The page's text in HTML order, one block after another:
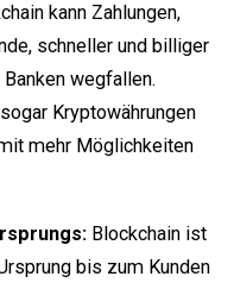
kann Zahlungen,
schneller und billiger
wegfallen.
Kryptowährungen
mehr Möglichkeiten
Blockchain ist
bis zum Kunden